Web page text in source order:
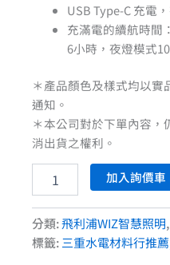
USB Type-C 充電
充滿電的續航時間
6小時，夜燈模式
＊產品顏色及樣式均以實
通知。
＊本公司對於下單內容，
消出貨之權利。
加入詢價車
分類:飛利浦WIZ智慧照明,
標籤:三重水電材料行推薦